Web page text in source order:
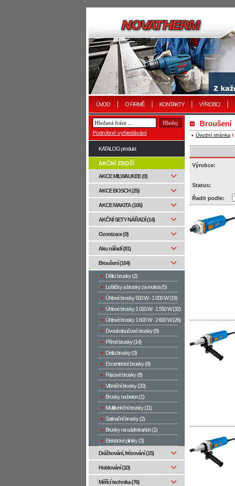
ÚVOD O FIRMĚ KONTAKTY VÝROBCI
Broušení
Úvodní stránka /
Výrobce:
Status:
Řadit podle:
Podrobné vyhledávání
KATALOG produkt
AKČNÍ ZBOŽÍ
AKCE MILWAUKEE (0)
AKCE BOSCH (25)
AKCE MAKITA (106)
AKČNÍ SETY NÁŘADÍ (14)
Ozonizace (0)
Aku nářadí (81)
Broušení (164)
Dělicí brusky (2)
Leštičky a brusky za mokra (5)
Úhlové brusky 500 W­ - 1 000 W (19)
Úhlové brusky 1 010 W - 1 550 W (32)
Úhlové brusky 1 600 W - 2 600 W (26)
Dvoukotoučové brusky (9)
Přímé brusky (14)
Delta brusky (3)
Excentrické brusky (8)
Pásové brusky (8)
Vibrační brusky (20)
Brusky na beton (1)
Multifunkční brusky (11)
Satinační brusky (2)
Brusky na sádrokarton (1)
Elektrické pilníky (3)
Drážkování, frézování (15)
Hoblování (10)
Měřící technika (76)